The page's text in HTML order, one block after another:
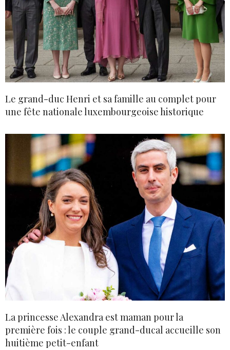
Le grand-duc Henri et sa famille au complet pour
une fête nationale luxembourgeoise historique
La princesse Alexandra est maman pour la
première fois : le couple grand-ducal accueille son
huitième petit-enfant